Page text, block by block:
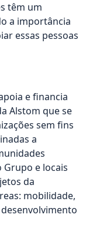
têm um
a importância
essas pessoas
e financia
Alstom que se
sem fins
a
Grupo e locais
da
mobilidade,